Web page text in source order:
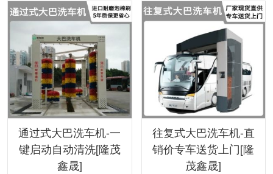
通过式大巴洗车机-一
键启动自动清洗[隆茂
鑫晟]
往复式大巴洗车机-直
销价专车送货上门[隆
茂鑫晟]